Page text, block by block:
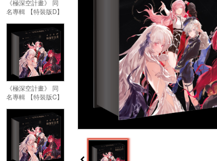
《極深空計畫》 同
名專輯 【特裝版D】
《極深空計畫》 同
名專輯 【特裝版C】